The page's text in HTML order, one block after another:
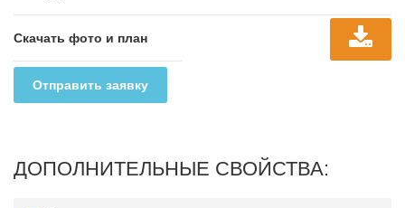
Скачать фото и план
Отправить заявку
ДОПОЛНИТЕЛЬНЫЕ СВОЙСТВА: